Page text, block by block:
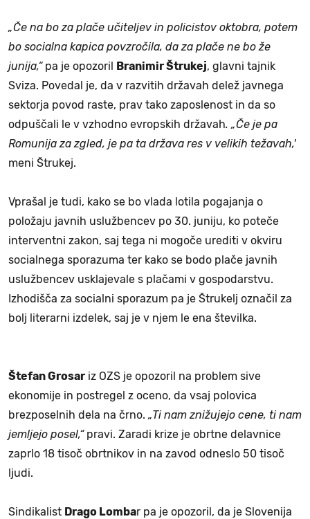
„Če na bo za plače učiteljev in policistov oktobra, potem
bo socialna kapica povzročila, da za plače ne bo že
junija,“pa je opozoril Branimir Štrukej, glavni tajnik
Sviza. Povedal je, da v razvitih državah delež javnega
sektorja povod raste, prav tako zaposlenost in da so
odpuščali le v vzhodno evropskih državah. „Če je pa
Romunija za zgled, je pa ta država res v velikih težavah,'
meni Štrukej.
Vprašal je tudi, kako se bo vlada lotila pogajanja o
položaju javnih uslužbencev po 30. juniju, ko poteče
interventni zakon, saj tega ni mogoče urediti v okviru
socialnega sporazuma ter kako se bodo plače javnih
uslužbencev usklajevale s plačami v gospodarstvu.
Izhodišča za socialni sporazum pa je Štrukelj označil za
bolj literarni izdelek, saj je v njem le ena številka.
Štefan Grosar iz OZS je opozoril na problem sive
ekonomije in postregel z oceno, da vsaj polovica
brezposelnih dela na črno. „Ti nam znižujejo cene, ti nam
jemljejo posel,“pravi. Zaradi krize je obrtne delavnice
zaprlo 18 tisoč obrtnikov in na zavod odneslo 50 tisoč
ljudi.
Sindikalist Drago Lombar pa je opozoril, da je Slovenija